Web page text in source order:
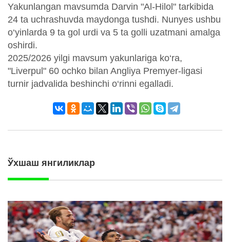
Yakunlangan mavsumda Darvin "Al-Hilol" tarkibida
24 ta uchrashuvda maydonga tushdi. Nunyes ushbu
o‘yinlarda 9 ta gol urdi va 5 ta golli uzatmani amalga
oshirdi.
2025/2026 yilgi mavsum yakunlariga ko‘ra,
"Liverpul" 60 ochko bilan Angliya Premyer-ligasi
turnir jadvalida beshinchi o‘rinni egalladi.
Ўхшаш янгиликлар